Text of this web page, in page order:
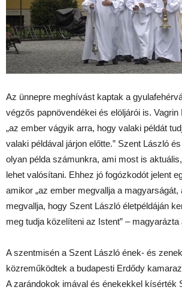
Az ünnepre meghívást kaptak a
végzős papnövendékei és elöljárói is.
„az ember vágyik arra, hogy valaki példát
valaki példával járjon előtte.” Szent László
olyan példa számunkra, ami most is
lehet valósítani. Ehhez jó fogózkodót jelent
amikor „az ember megvallja a magyarságát,
megvallja, hogy Szent László életpéldáján
meg tudja közelíteni az Istent” – magyarázta
A szentmisén a Szent László ének- és
közreműködtek a budapesti Erdődy
A zarándokok imával és énekekkel kísérték